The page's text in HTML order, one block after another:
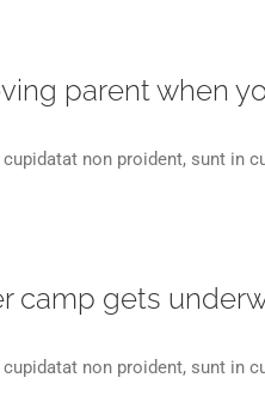
parent when
non proident, sunt in
camp gets
non proident, sunt in